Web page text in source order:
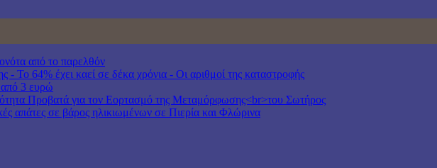
από το παρελθόν
- Το 64% έχει καεί σε δέκα χρόνια - Οι αριθμοί της καταστροφής
από 3 ευρώ
Προβατά για τον Εορτασμό της Μεταμόρφωσης<br>του Σωτήρος
απάτες σε βάρος ηλικιωμένων σε Πιερία και Φλώρινα